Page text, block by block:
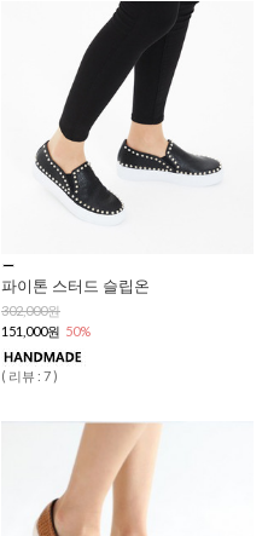
파이톤 스터드 슬립온
302,000원
151,000원 50%
( 리뷰 : 7 )